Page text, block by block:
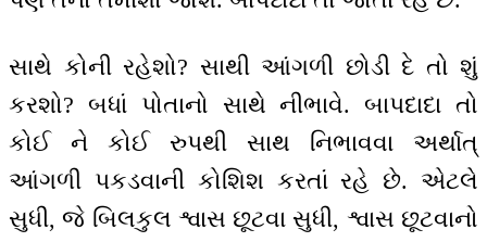
સાથે કોની રહેશો? સાથી આંગળી છોડી દે તો શું
કરશો? બધાં પોતાનો સાથે નીભાવે. બાપદાદા તો
કોઈ ને કોઈ રુપથી સાથ નિભાવવા અર્થાત્
આંગળી પકડવાની કોશિશ કરતાં રહે છે. એટલે
સુધી, જે બિલકુલ શ્વાસ છૂટવા સુધી, શ્વાસ છૂટવાનો